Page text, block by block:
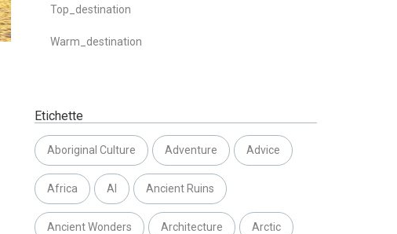
Top_destination
Warm_destination
Etichette
Aboriginal Culture Adventure Advice
Africa AI Ancient Ruins
Ancient Wonders Architecture Arctic